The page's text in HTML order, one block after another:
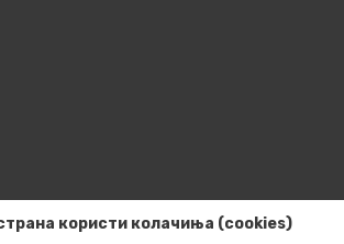
користи колачиња (cookies)